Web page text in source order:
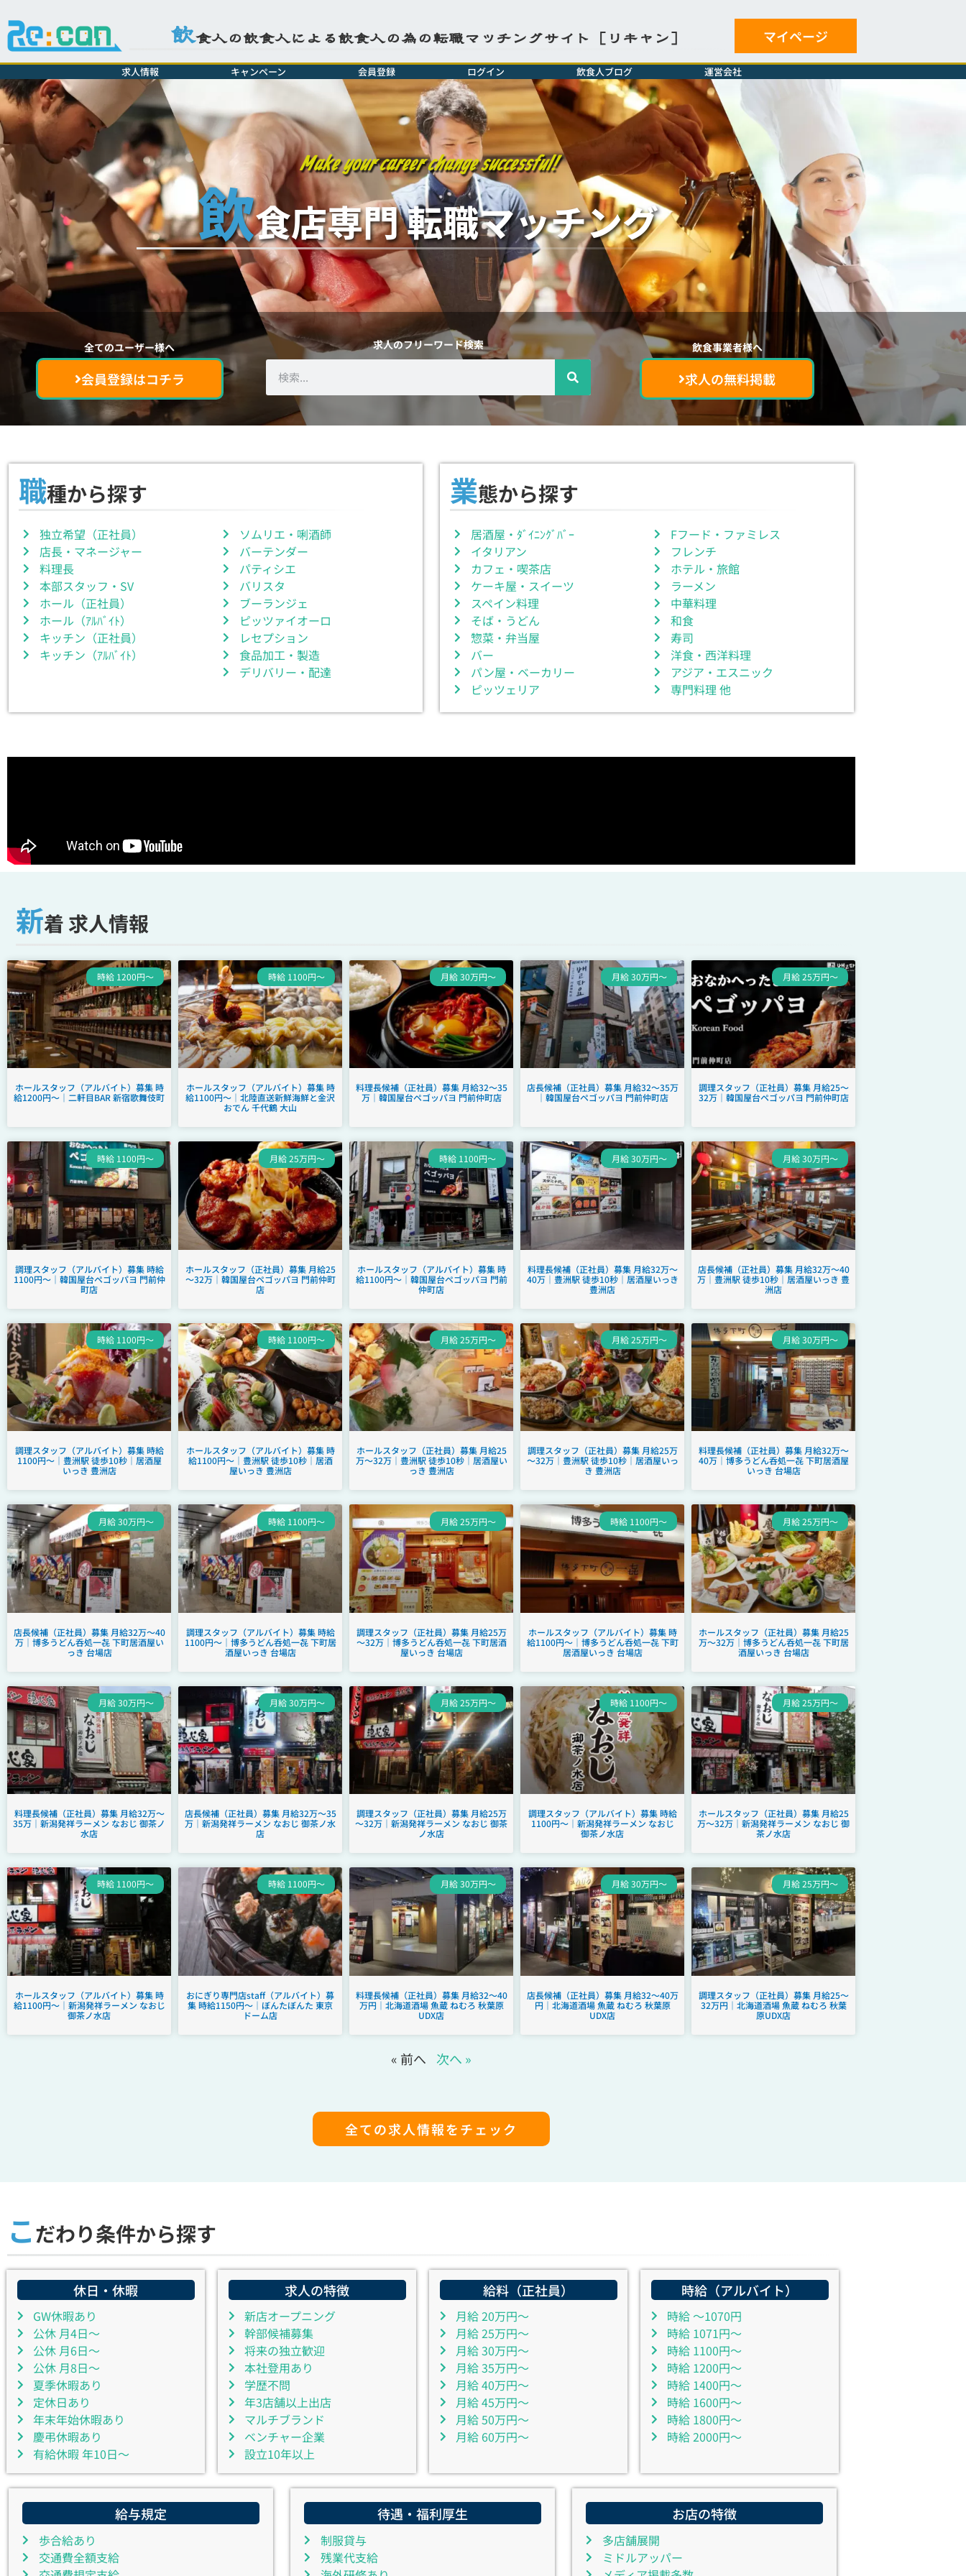
飲食人の飲食人による飲食人の為の転職マッチングサイト［リキャン］ マイページ
求人情報 キャンペーン 会員登録 ログイン 飲食人ブログ 運営会社
Make your career change successful!
飲食店専門 転職マッチング
飲食人のセカンドキャリア創生を応援！飲食人の運営による求
人サイト
独立・起業・キャリアアップを応援する独自プロジェクト
多数！
貴方の夢を後押し！独立・起業を目指すならリキャンに今ス
グ登録！
飲食人のセカンドキャリア創生を応援！飲食人の運営による求
人サイト
独立・起業・キャリアアップを応援する独自プロジェクト
多数！
貴方の夢を後押し！独立・起業を目指すならリキャンに今ス
グ登録！
飲食人のセカンドキャリア創生を応援！飲食人の運営による求
人サイト
独立・起業・キャリアアップを応援する独自プロジェクト
多数！
貴方の夢を後押し！独立・起業を目指すならリキャンに今ス
グ登録！
全てのユーザー様へ
会員登録はコチラ
求人のフリーワード検索 飲食事業者様へ
求人の無料掲載
職種から探す
独立希望（正社員）
店長・マネージャー
料理長
本部スタッフ・SV
ホール（正社員）
ホール（ｱﾙﾊﾞｲﾄ）
キッチン（正社員）
キッチン（ｱﾙﾊﾞｲﾄ）
ソムリエ・唎酒師
バーテンダー
パティシエ
バリスタ
ブーランジェ
ピッツァイオーロ
レセプション
食品加工・製造
デリバリー・配達
業態から探す
居酒屋・ﾀﾞｲﾆﾝｸﾞﾊﾞｰ
イタリアン
カフェ・喫茶店
ケーキ屋・スイーツ
スペイン料理
そば・うどん
惣菜・弁当屋
バー
パン屋・ベーカリー
ピッツェリア
Fフード・ファミレス
フレンチ
ホテル・旅館
ラーメン
中華料理
和食
寿司
洋食・西洋料理
アジア・エスニック
専門料理 他
新着 求人情報
時給 1200円～
ホールスタッフ（アルバイト）募集 時
給1200円～｜二軒目BAR 新宿歌舞伎町
時給 1100円～
ホールスタッフ（アルバイト）募集 時
給1100円～｜北陸直送新鮮海鮮と金沢
おでん 千代鶴 大山
月給 30万円～
料理長候補（正社員）募集 月給32～35
万｜韓国屋台ペゴッパヨ 門前仲町店
月給 30万円～
店長候補（正社員）募集 月給32～35万
｜韓国屋台ペゴッパヨ 門前仲町店
月給 25万円～
調理スタッフ（正社員）募集 月給25～
32万｜韓国屋台ペゴッパヨ 門前仲町店
時給 1100円～
調理スタッフ（アルバイト）募集 時給
1100円～｜韓国屋台ペゴッパヨ 門前仲
町店
月給 25万円～
ホールスタッフ（正社員）募集 月給25
～32万｜韓国屋台ペゴッパヨ 門前仲町
店
時給 1100円～
ホールスタッフ（アルバイト）募集 時
給1100円～｜韓国屋台ペゴッパヨ 門前
仲町店
月給 30万円～
料理長候補（正社員）募集 月給32万～
40万｜豊洲駅 徒歩10秒｜居酒屋いっき
豊洲店
月給 30万円～
店長候補（正社員）募集 月給32万～40
万｜豊洲駅 徒歩10秒｜居酒屋いっき 豊
洲店
時給 1100円～
調理スタッフ（アルバイト）募集 時給
1100円～｜豊洲駅 徒歩10秒｜居酒屋
いっき 豊洲店
時給 1100円～
ホールスタッフ（アルバイト）募集 時
給1100円～｜豊洲駅 徒歩10秒｜居酒
屋いっき 豊洲店
月給 25万円～
ホールスタッフ（正社員）募集 月給25
万～32万｜豊洲駅 徒歩10秒｜居酒屋い
っき 豊洲店
月給 25万円～
調理スタッフ（正社員）募集 月給25万
～32万｜豊洲駅 徒歩10秒｜居酒屋いっ
き 豊洲店
月給 30万円～
料理長候補（正社員）募集 月給32万～
40万｜博多うどん呑処一㐂 下町居酒屋
いっき 台場店
月給 30万円～
店長候補（正社員）募集 月給32万～40
万｜博多うどん呑処一㐂 下町居酒屋い
っき 台場店
時給 1100円～
調理スタッフ（アルバイト）募集 時給
1100円～｜博多うどん呑処一㐂 下町居
酒屋いっき 台場店
月給 25万円～
調理スタッフ（正社員）募集 月給25万
～32万｜博多うどん呑処一㐂 下町居酒
屋いっき 台場店
時給 1100円～
ホールスタッフ（アルバイト）募集 時
給1100円～｜博多うどん呑処一㐂 下町
居酒屋いっき 台場店
月給 25万円～
ホールスタッフ（正社員）募集 月給25
万～32万｜博多うどん呑処一㐂 下町居
酒屋いっき 台場店
月給 30万円～
料理長候補（正社員）募集 月給32万～
35万｜新潟発祥ラーメン なおじ 御茶ノ
水店
月給 30万円～
店長候補（正社員）募集 月給32万～35
万｜新潟発祥ラーメン なおじ 御茶ノ水
店
月給 25万円～
調理スタッフ（正社員）募集 月給25万
～32万｜新潟発祥ラーメン なおじ 御茶
ノ水店
時給 1100円～
調理スタッフ（アルバイト）募集 時給
1100円～｜新潟発祥ラーメン なおじ
御茶ノ水店
月給 25万円～
ホールスタッフ（正社員）募集 月給25
万～32万｜新潟発祥ラーメン なおじ 御
茶ノ水店
時給 1100円～
ホールスタッフ（アルバイト）募集 時
給1100円～｜新潟発祥ラーメン なおじ
御茶ノ水店
時給 1100円～
おにぎり専門店staff（アルバイト）募
集 時給1150円～｜ぼんたぼんた 東京
ドーム店
月給 30万円～
料理長候補（正社員）募集 月給32～40
万円｜北海道酒場 魚蔵 ねむろ 秋葉原
UDX店
月給 30万円～
店長候補（正社員）募集 月給32～40万
円｜北海道酒場 魚蔵 ねむろ 秋葉原
UDX店
月給 25万円～
調理スタッフ（正社員）募集 月給25～
32万円｜北海道酒場 魚蔵 ねむろ 秋葉
原UDX店
« 前へ 次へ »
全ての求人情報をチェック
こだわり条件から探す
休日・休暇
GW休暇あり
公休 月4日～
公休 月6日～
公休 月8日～
夏季休暇あり
定休日あり
年末年始休暇あり
慶弔休暇あり
有給休暇 年10日～
求人の特徴
新店オープニング
幹部候補募集
将来の独立歓迎
本社登用あり
学歴不問
年3店舗以上出店
マルチブランド
ベンチャー企業
設立10年以上
給料（正社員）
月給 20万円～
月給 25万円～
月給 30万円～
月給 35万円～
月給 40万円～
月給 45万円～
月給 50万円～
月給 60万円～
時給（アルバイト）
時給 ～1070円
時給 1071円～
時給 1100円～
時給 1200円～
時給 1400円～
時給 1600円～
時給 1800円～
時給 2000円～
給与規定
歩合給あり
交通費全額支給
待遇・福利厚生
制服貸与
残業代支給
お店の特徴
多店舗展開
ミドルアッパー